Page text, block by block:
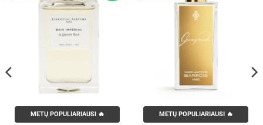
METŲ POPULIARIAUSI 🔥 METŲ POPULIARIAUSI 🔥